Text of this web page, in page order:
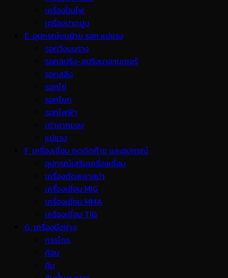
เครื่องปั่นไฟ
เครื่องปาดปูน
E. อุปกรณ์ขนย้าย รอก แม่แรง
รอกวิ่งบนราง
รอกสปริง-สปริงบาลานเซอร์
รอกสลิง
รอกโซ่
รอกโยก
รอกไฟฟ้า
เต่าลากของ
แม่แรง
F. เครื่องเชื่อม ชุดตัดก๊าซ และอุปกรณ์
อุปกรณ์เสริมเครื่องเชื่อม
เครื่องตัดพลาสม่า
เครื่องเชื่อม MIG
เครื่องเชื่อม MMA
เครื่องเชื่อม TIG
G. เครื่องมือช่าง
กรรไกร
ค้อน
คีม